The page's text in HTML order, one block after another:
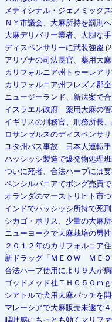
メディシナル・ジェノミック
ＮＹ市議会、大麻所持を罰則
大麻デリバリー業者、大胆な
ディスペンサリーに武装強盗
アリゾナの司法長官、薬用大
カリフォルニア州トゥーレア
カリフォルニア州フレズノ郡
ニュージーランド、新法案で
イスラエル政府 薬用大麻の
イギリスの刑務官、刑務所長
ロサンゼルスのディスペンサ
ユタ州バス事故 日本人運転
ハッシッシ製造で爆発物処理
ついに死者、合法ハーブには
ペンシルバニアでボング売買
オランダのマーストリヒト市
インドでハッシッシ所持で死
シカゴ・ポリス、少量の大麻
ニューヨークで大麻栽培の男
２０１２年のカリフォルニア
新ドラッグ「ＭＥＯＷ ＭＥＯ
合法ハーブ使用により９人が
ゴッドメッド社ＴＨＣ５０ｍ
シアトルで犬用大麻パッチを
マレーシアで大麻販売未遂で
嘔吐感にもっとも効くマリフ